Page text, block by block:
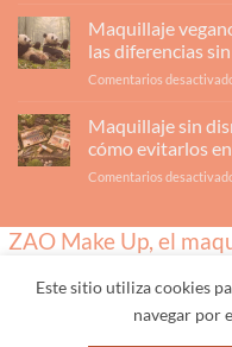
Maquillaje
las diferencias
Comentarios
Maquillaje sin
cómo evitarlos
Comentarios
ZAO Make Up, el
TIENDA
Este sitio utiliza cookies
navegar por